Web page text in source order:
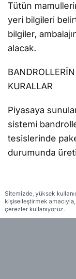
Tütün
yeri bilgileri
bilgiler,
alacak.
KURALLAR
Piyasaya
sistemi
tesislerinde
durumunda
Sitemizde, yüksek
kişiselleştirmek
çerezler kullanıyoruz.